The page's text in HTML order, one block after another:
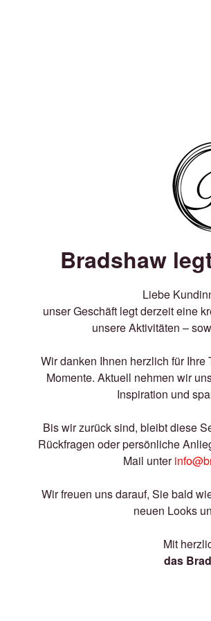
Bradshaw
Liebe
unser Geschäft legt derzeit eine
unsere Aktivitäten –
Wir danken Ihnen herzlich für
Momente. Aktuell nehmen wir
Inspiration und
Bis wir zurück sind, bleibt diese
Rückfragen oder persönliche
Mail unter
Wir freuen uns darauf, Sie bald
neuen Looks
Mit
das